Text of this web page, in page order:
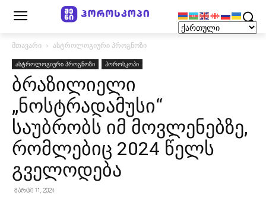
მთავარი ასტროლოგიური პროგნოზი
ასტროლოგიური პროგნოზი ჰოროსკოპი
ბრაზილიელი
„ნოსტრადამუსი“
საუბრობს იმ მოვლენებზე,
რომლებიც 2024 წელს
გველოდება
მარტი 11, 2024